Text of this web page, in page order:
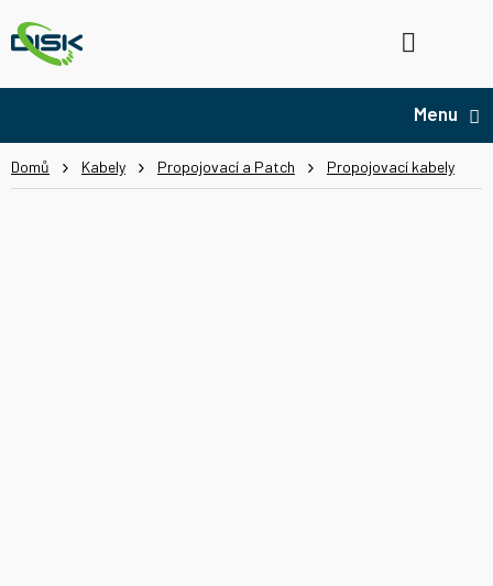
na
obsah
Domů Kabely Propojovací a Patch Propojovací kabely